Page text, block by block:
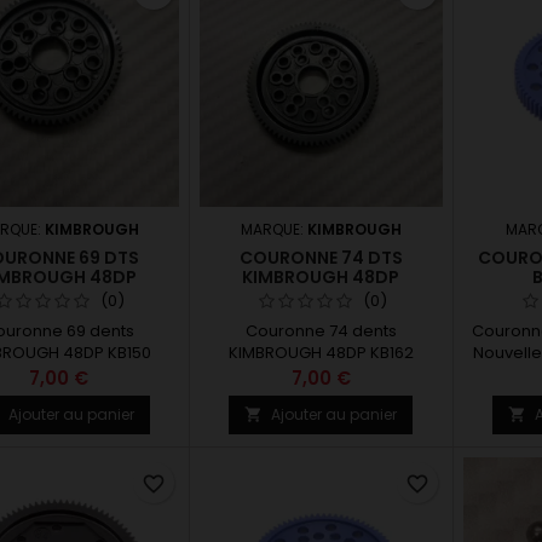
KIMBROUGH
69 DTS
48DP
(0)
69 dents
48DP KB150
7,00 €
Ajouter au panier
MARQUE: KIMBROUGH
COURONNE 74 DTS
KIMBROUGH 48DP
(0)
Couronne 74 dents
KIMBROUGH 48DP KB162
7,00 €
 Ajouter au panier
pignon

favorite_border favorite_border